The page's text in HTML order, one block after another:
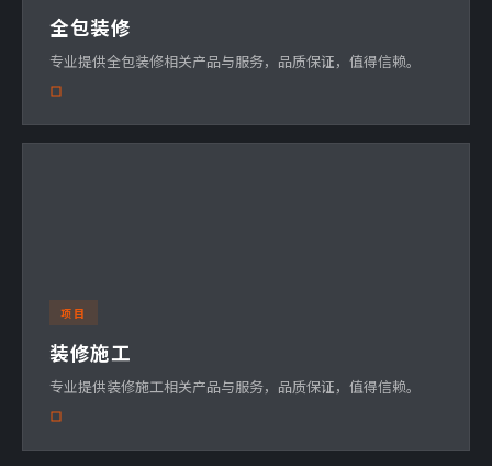
全包装修
专业提供全包装修相关产品与服务，品质保证，值得信赖。
项目
装修施工
专业提供装修施工相关产品与服务，品质保证，值得信赖。